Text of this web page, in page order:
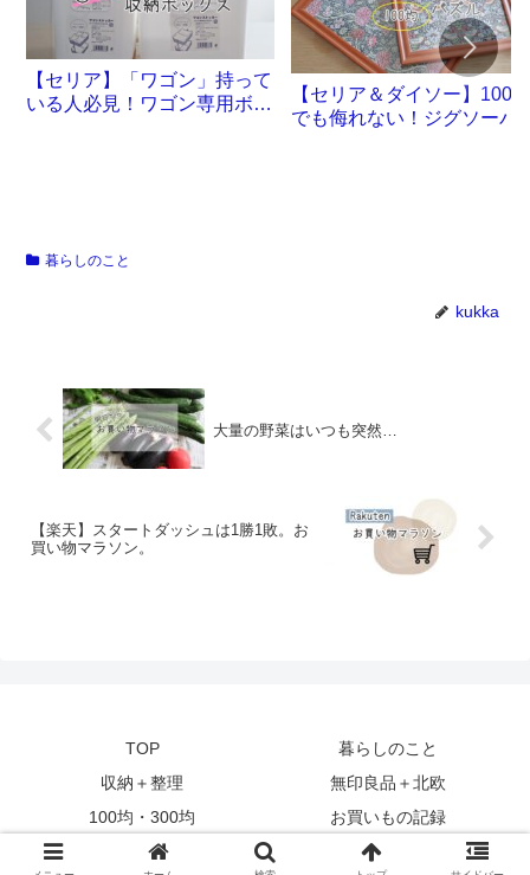
【セリア】「ワゴン」持って
いる人必見！ワゴン専用ボッ
【セリア＆ダイソー】100円
でも侮れない！ジグソーパ
暮らしのこと
kukka
大量の野菜はいつも突然…
【楽天】スタートダッシュは1勝1敗。お
買い物マラソン。
TOP
暮らしのこと
収納＋整理
無印良品＋北欧
100均・300均
お買いもの記録
© 2016 北欧と。.